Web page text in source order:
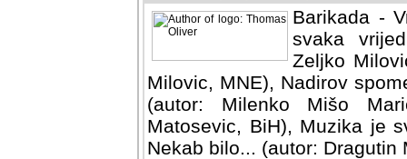
Barikada -
svaka
Milovic,
MNE), Nadirov spomenar
Milenko Mišo Maric, UK),
Muzika je svirala (autor:
(autor: Dragutin Matosevic,